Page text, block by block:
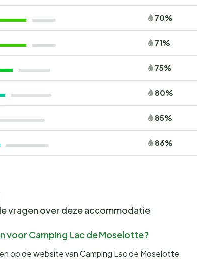
70%
71%
75%
80%
85%
86%
vragen over deze accommodatie
voor Camping Lac de Moselotte?
op de website van Camping Lac de Moselotte